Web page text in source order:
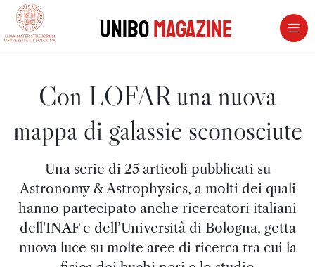
vai al contenuto della pagina
UniboMagazine
Con LOFAR una nuova
mappa di galassie sconosciute
Una serie di 25 articoli pubblicati su
Astronomy & Astrophysics, a molti dei quali
hanno partecipato anche ricercatori italiani
dell'INAF e dell’Università di Bologna, getta
nuova luce su molte aree di ricerca tra cui la